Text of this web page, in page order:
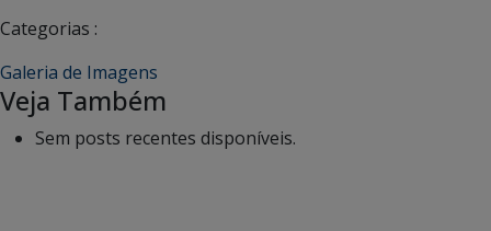
Categorias :
Galeria de Imagens
Veja Também
Sem posts recentes disponíveis.